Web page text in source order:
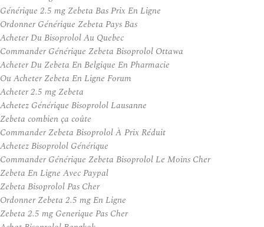
Générique 2.5 mg Zebeta Bas Prix En Ligne
Ordonner Générique Zebeta Pays Bas
Acheter Du Bisoprolol Au Quebec
Commander Générique Zebeta Bisoprolol Ottawa
Acheter Du Zebeta En Belgique En Pharmacie
Ou Acheter Zebeta En Ligne Forum
Acheter 2.5 mg Zebeta
Achetez Générique Bisoprolol Lausanne
Zebeta combien ça coûte
Commander Zebeta Bisoprolol À Prix Réduit
Achetez Bisoprolol Générique
Commander Générique Zebeta Bisoprolol Le Moins Cher
Zebeta En Ligne Avec Paypal
Zebeta Bisoprolol Pas Cher
Ordonner Zebeta 2.5 mg En Ligne
Zebeta 2.5 mg Generique Pas Cher